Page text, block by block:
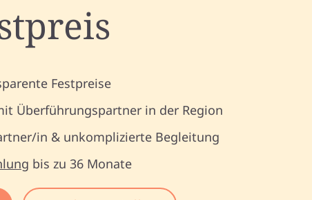
Festpreise
Überführungspartner in der Region
in & unkomplizierte Begleitung
bis zu 36 Monate